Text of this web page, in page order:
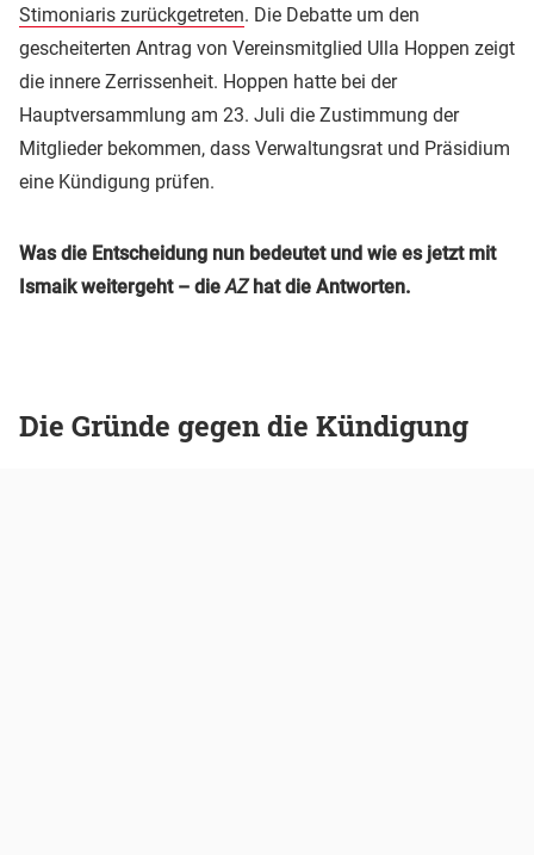
Stimoniaris zurückgetreten. Die Debatte um den
gescheiterten Antrag von Vereinsmitglied Ulla Hoppen zeigt
die innere Zerrissenheit. Hoppen hatte bei der
Hauptversammlung am 23. Juli die Zustimmung der
Mitglieder bekommen, dass Verwaltungsrat und Präsidium
eine Kündigung prüfen.
Was die Entscheidung nun bedeutet und wie es jetzt mit
Ismaik weitergeht – die AZhat die Antworten.
Die Gründe gegen die Kündigung